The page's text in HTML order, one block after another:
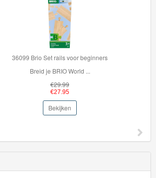
36099 Brio Set rails voor beginners
Breid je BRIO World ...
€29.99
€27.95
Bekijken